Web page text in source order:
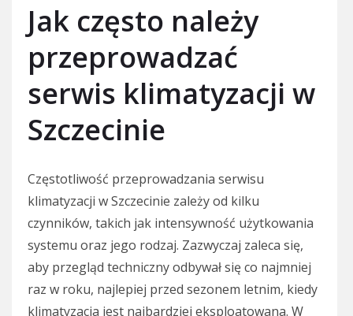
Jak często należy
przeprowadzać
serwis klimatyzacji w
Szczecinie
Częstotliwość przeprowadzania serwisu
klimatyzacji w Szczecinie zależy od kilku
czynników, takich jak intensywność użytkowania
systemu oraz jego rodzaj. Zazwyczaj zaleca się,
aby przegląd techniczny odbywał się co najmniej
raz w roku, najlepiej przed sezonem letnim, kiedy
klimatyzacja jest najbardziej eksploatowana. W